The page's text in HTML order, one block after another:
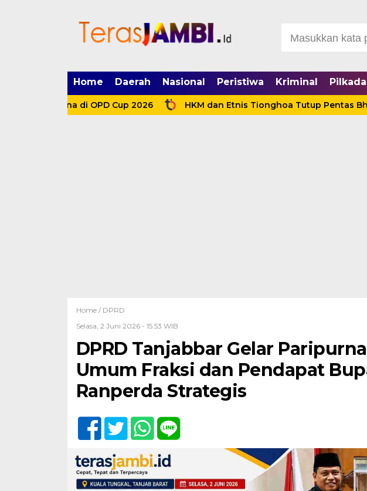
Home Daerah Nasional Peristiwa Kriminal Pilkada
di OPD Cup 2026 HKM dan Etnis Tionghoa Tutup Pentas Bhineka
Home / DPRD
Selasa, 2 Juni 2026 - 15:53 WIB
DPRD Tanjabbar Gelar
Umum Fraksi dan Pendapat
Ranperda Strategis